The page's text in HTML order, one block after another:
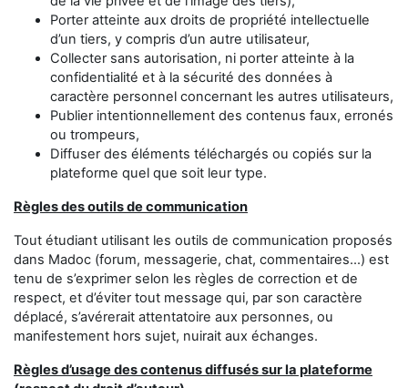
Porter atteinte aux droits de propriété intellectuelle
d’un tiers, y compris d’un autre utilisateur,
Collecter sans autorisation, ni porter atteinte à la
confidentialité et à la sécurité des données à
caractère personnel concernant les autres utilisateurs,
Publier intentionnellement des contenus faux, erronés
ou trompeurs,
Diffuser des éléments téléchargés ou copiés sur la
plateforme quel que soit leur type.
Règles des outils de communication
Tout étudiant utilisant les outils de communication proposés
dans Madoc (forum, messagerie, chat, commentaires...) est
tenu de s’exprimer selon les règles de correction et de
respect, et d’éviter tout message qui, par son caractère
déplacé, s’avérerait attentatoire aux personnes, ou
manifestement hors sujet, nuirait aux échanges.
Règles d’usage des contenus diffusés sur la plateforme